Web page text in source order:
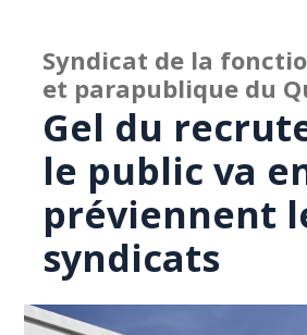
Syndicat de la
et parapublique du
Gel du
le public va
préviennent
syndicats